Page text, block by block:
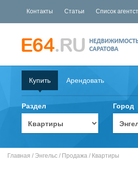
Контакты Статьи Список
Купить Арендовать
Раздел Город
Главная / Энгельс / Продажа / Квартиры